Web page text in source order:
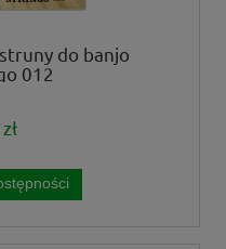
do banjo
012